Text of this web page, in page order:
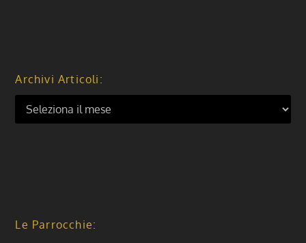
Archivi Articoli:
Le Parrocchie: